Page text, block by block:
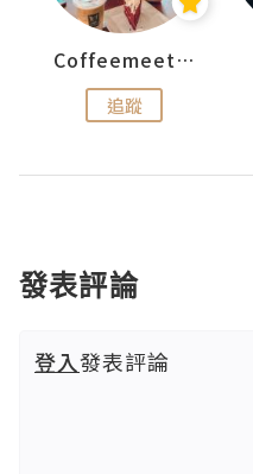
Coffeemeetjojo
追蹤
發表評論
登入發表評論